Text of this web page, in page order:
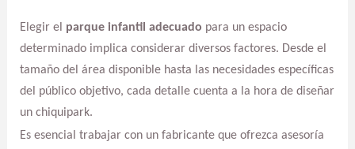
Elegir el parque infantil adecuado para un espacio
determinado implica considerar diversos factores. Desde el
tamaño del área disponible hasta las necesidades específicas
del público objetivo, cada detalle cuenta a la hora de diseñar
un chiquipark.
Es esencial trabajar con un fabricante que ofrezca asesoría